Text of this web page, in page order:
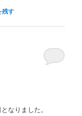
残す
なりました。